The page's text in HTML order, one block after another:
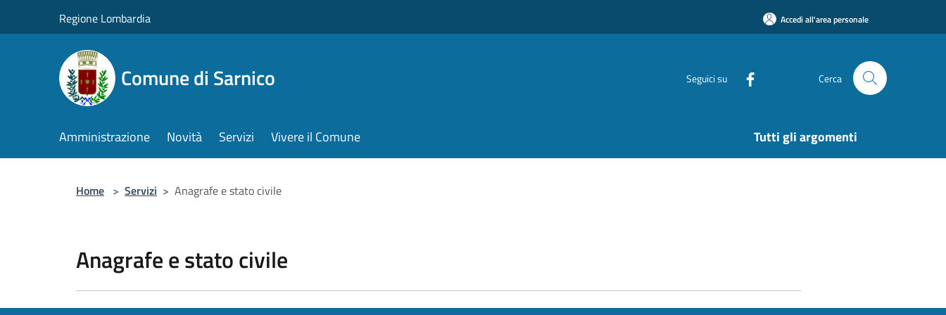
Regione Lombardia Accedi all'area personale
Comune di Sarnico Seguici su Cerca
Amministrazione Novità Servizi Vivere il Comune Tutti gli argomenti
Home > Servizi > Anagrafe e stato civile
Anagrafe e stato civile